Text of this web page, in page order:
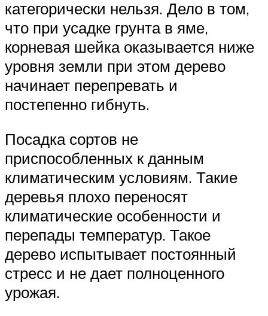
категорически нельзя. Дело в том,
что при усадке грунта в яме,
корневая шейка оказывается ниже
уровня земли при этом дерево
начинает перепревать и
постепенно гибнуть.
Посадка сортов не
приспособленных к данным
климатическим условиям. Такие
деревья плохо переносят
климатические особенности и
перепады температур. Такое
дерево испытывает постоянный
стресс и не дает полноценного
урожая.